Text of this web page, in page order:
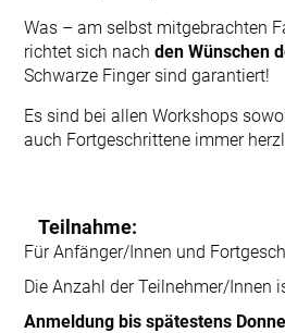
Was – am selbst mitgebrachten
richtet sich nachden Wünschen
Schwarze Finger sind garantiert!
Es sind bei allen Workshops
auch Fortgeschrittene immer
Teilnahme:
Für Anfänger/Innen und
Die Anzahl der Teilnehmer/Innen
Anmeldung bis spätestens